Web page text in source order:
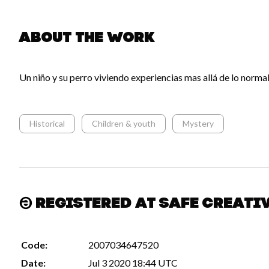
About the work
Un niño y su perro viviendo experiencias mas allá de lo
Historical Children & youth Mystery
Registered at Safe
Code:
2007034647520
Date:
Jul 3 2020 18:44 UTC